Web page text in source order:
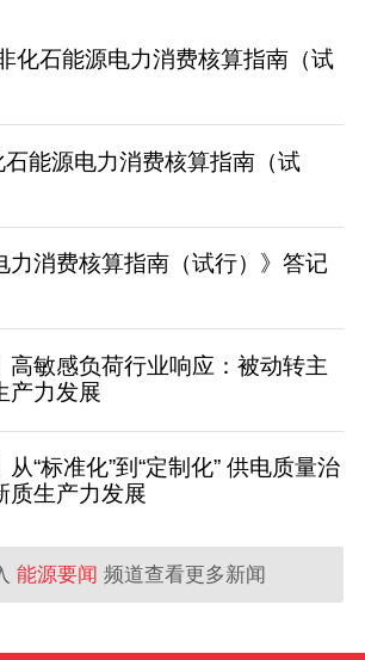
化石能源电力消费核算指南（试
能源电力消费核算指南（试
力消费核算指南（试行）》答记
高敏感负荷行业响应：被动转主
产力发展
“标准化”到“定制化” 供电质量治
质生产力发展
能源要闻 频道查看更多新闻